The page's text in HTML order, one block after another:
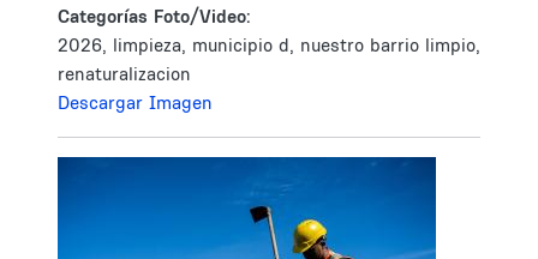
Categorías Foto/Video:
2026, limpieza, municipio d, nuestro barrio limpio,
renaturalizacion
Descargar Imagen